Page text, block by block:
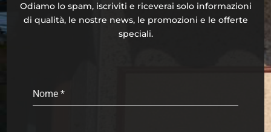
Odiamo lo spam, iscriviti e riceverai solo informazioni
di qualità, le nostre news, le promozioni e le offerte
speciali.
Nome*